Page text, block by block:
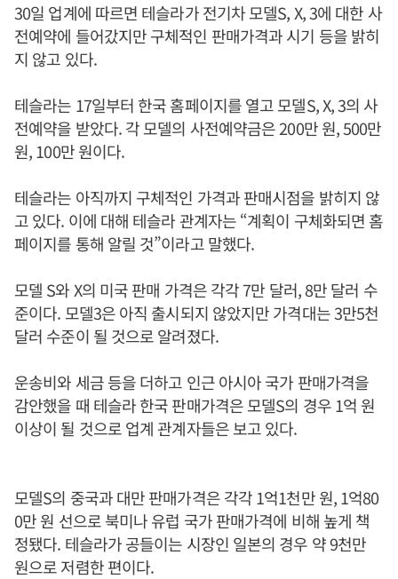
30일 업계에 따르면 테슬라가 전기차 모델S, X, 3에 대한 사
전예약에 들어갔지만 구체적인 판매가격과 시기 등을 밝히
지 않고 있다.
테슬라는 17일부터 한국 홈페이지를 열고 모델S, X, 3의 사
전예약을 받았다. 각 모델의 사전예약금은 200만 원, 500만
원, 100만 원이다.
테슬라는 아직까지 구체적인 가격과 판매시점을 밝히지 않
고 있다. 이에 대해 테슬라 관계자는 “계획이 구체화되면 홈
페이지를 통해 알릴 것”이라고 말했다.
모델 S와 X의 미국 판매 가격은 각각 7만 달러, 8만 달러 수
준이다. 모델3은 아직 출시되지 않았지만 가격대는 3만5천
달러 수준이 될 것으로 알려졌다.
운송비와 세금 등을 더하고 인근 아시아 국가 판매가격을
감안했을 때 테슬라 한국 판매가격은 모델S의 경우 1억 원
이상이 될 것으로 업계 관계자들은 보고 있다.
모델S의 중국과 대만 판매가격은 각각 1억1천만 원, 1억80
0만 원 선으로 북미나 유럽 국가 판매가격에 비해 높게 책
정됐다. 테슬라가 공들이는 시장인 일본의 경우 약 9천만
원으로 저렴한 편이다.